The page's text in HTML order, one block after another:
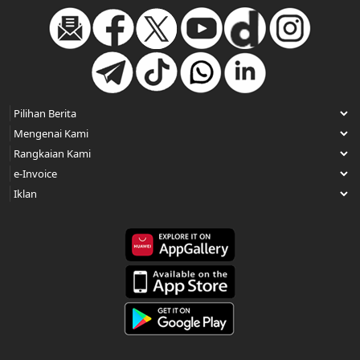
‘Merindui Tarawih di Masjid'
09 Sep 2021 03:30pm
‘Ini kisah kita, Malaysia’